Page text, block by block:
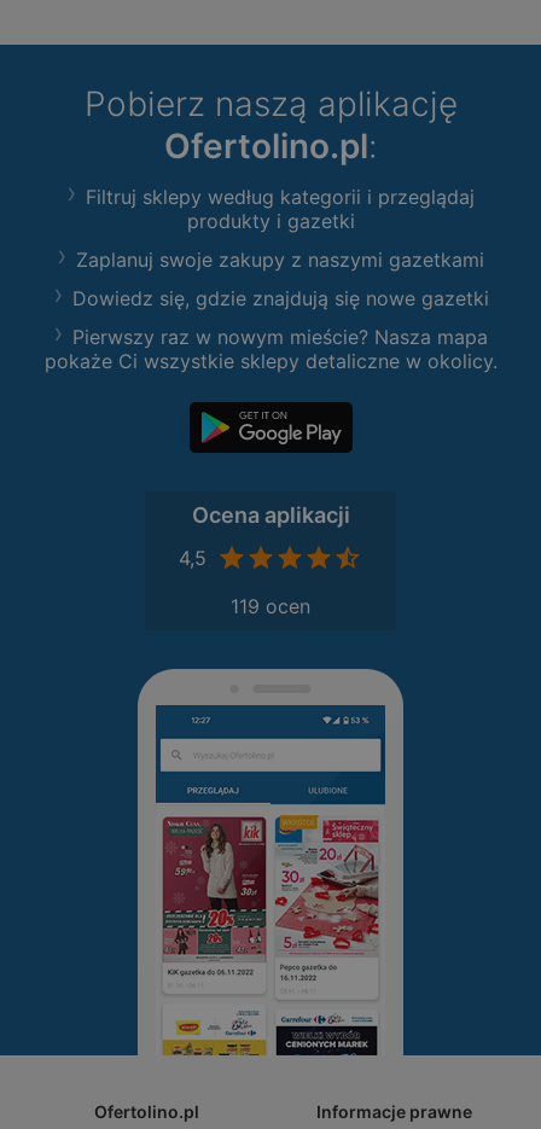
Pobierz naszą aplikację
Ofertolino.pl:
Filtruj sklepy według kategorii i przeglądaj
produkty i gazetki
Zaplanuj swoje zakupy z naszymi gazetkami
Dowiedz się, gdzie znajdują się nowe gazetki
Pierwszy raz w nowym mieście? Nasza mapa
pokaże Ci wszystkie sklepy detaliczne w okolicy.
Ocena aplikacji
4,5
119 ocen
Ofertolino.pl Informacje prawne